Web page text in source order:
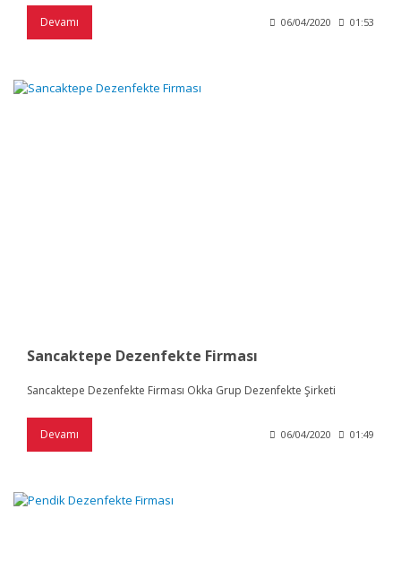
Devamı 06/04/2020 01:53
Sancaktepe Dezenfekte Firması
Sancaktepe Dezenfekte Firması Okka Grup Dezenfekte Şirketi
Devamı 06/04/2020 01:49